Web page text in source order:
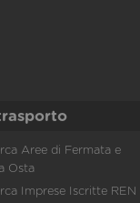
Aree di Fermata e
Osta
Imprese Iscritte REN